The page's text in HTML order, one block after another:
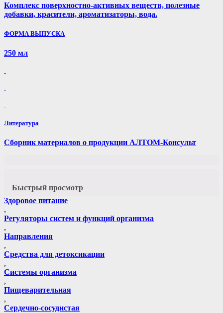
Комплекс поверхностно-активных веществ, полезные
добавки, красители, ароматизаторы, вода.
ФОРМА ВЫПУСКА
250 мл
Литература
Сборник материалов о продукции АЛТОМ-Консульт
Быстрый просмотр
Здоровое питание
,
Регуляторы систем и функций организма
,
Направления
,
Средства для детоксикации
,
Системы организма
,
Пищеварительная
,
Сердечно-сосудистая